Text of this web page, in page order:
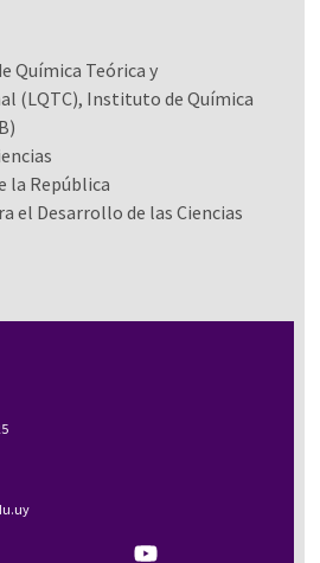
Química Teórica y
(LQTC), Instituto de Química
la República
el Desarrollo de las Ciencias